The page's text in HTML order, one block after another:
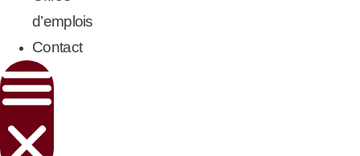
d’emplois
Contact